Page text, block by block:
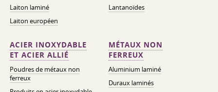
Laiton laminé
Laiton européen
Lantanoïdes
ACIER INOXYDABLE
ET ACIER ALLIÉ
Poudres de métaux non
ferreux
MÉTAUX NON
FERREUX
Aluminium laminé
Duraux laminés